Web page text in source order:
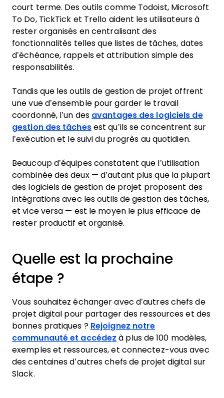
court terme. Des outils comme Todoist, Microsoft
To Do, TickTick et Trello aident les utilisateurs à
rester organisés en centralisant des
fonctionnalités telles que listes de tâches, dates
d’échéance, rappels et attribution simple des
responsabilités.
Tandis que les outils de gestion de projet offrent
une vue d’ensemble pour garder le travail
coordonné, l’un des avantages des logiciels de
gestion des tâchesest qu’ils se concentrent sur
l’exécution et le suivi du progrès au quotidien.
Beaucoup d’équipes constatent que l’utilisation
combinée des deux — d’autant plus que la plupart
des logiciels de gestion de projet proposent des
intégrations avec les outils de gestion des tâches,
et vice versa — est le moyen le plus efficace de
rester productif et organisé.
Quelle est la prochaine
étape ?
Vous souhaitez échanger avec d’autres chefs de
projet digital pour partager des ressources et des
bonnes pratiques ? Rejoignez notre
communauté et accédez à plus de 100 modèles,
exemples et ressources, et connectez-vous avec
des centaines d’autres chefs de projet digital sur
Slack.